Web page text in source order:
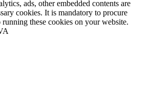
ads, other embedded contents are
cookies. It is mandatory to procure
running these cookies on your website.